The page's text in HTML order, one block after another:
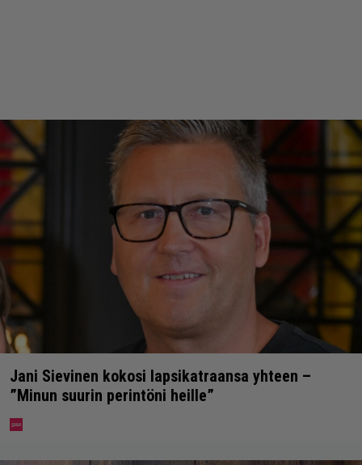
Jani Sievinen kokosi lapsikatraansa yhteen –
”Minun suurin perintöni heille”